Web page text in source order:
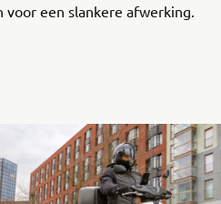
voor een slankere afwerking.